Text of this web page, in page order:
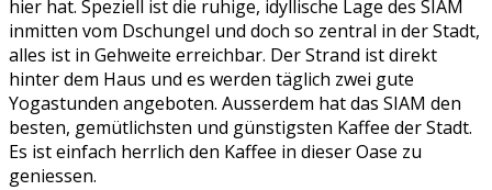
hier hat. Speziell ist die ruhige, idyllische Lage des SIAM
inmitten vom Dschungel und doch so zentral in der Stadt,
alles ist in Gehweite erreichbar. Der Strand ist direkt
hinter dem Haus und es werden täglich zwei gute
Yogastunden angeboten. Ausserdem hat das SIAM den
besten, gemütlichsten und günstigsten Kaffee der Stadt.
Es ist einfach herrlich den Kaffee in dieser Oase zu
geniessen.